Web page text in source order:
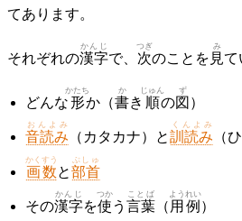
てあります。
それぞれの漢字
かんじ
で、 次
つぎ
のことを 見
み
て
どんな形
かたち
か（書
か
き 順
じゅん
の図
ず
）
音読み
おんよみ
（カタカナ）と訓読み
くんよみ
（
画数
かくすう
と部首
ぶしゅ
その漢字
かんじ
を使
つか
う 言葉
ことば
（ 用例
ようれい
）